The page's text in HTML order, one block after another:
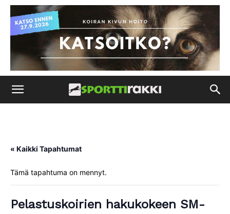
« Kaikki Tapahtumat
Tämä tapahtuma on mennyt.
Pelastuskoirien hakukokeen SM-